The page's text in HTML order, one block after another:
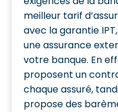
meilleur tarif
avec la garantie
une assurance
votre banque. En
proposent un
chaque assuré,
propose des